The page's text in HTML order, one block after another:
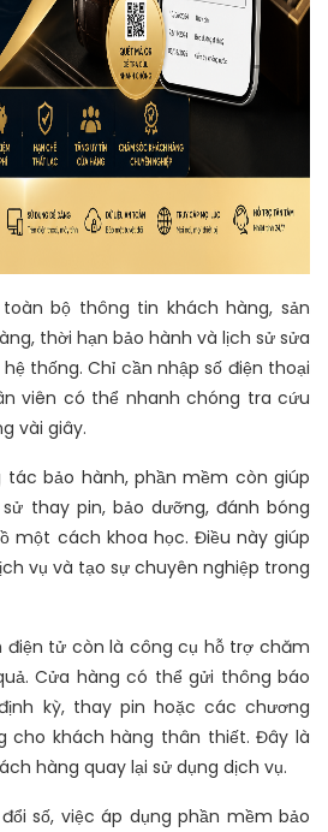
bộ thông tin khách hàng, sản
thời hạn bảo hành và lịch sử sửa
thống. Chỉ cần nhập số điện thoại
viên có thể nhanh chóng tra cứu
vài giây.
tác bảo hành, phần mềm còn giúp
thay pin, bảo dưỡng, đánh bóng
một cách khoa học. Điều này giúp
vụ và tạo sự chuyên nghiệp trong
điện tử còn là công cụ hỗ trợ chăm
Cửa hàng có thể gửi thông báo
kỳ, thay pin hoặc các chương
cho khách hàng thân thiết. Đây là
hàng quay lại sử dụng dịch vụ.
số, việc áp dụng phần mềm bảo